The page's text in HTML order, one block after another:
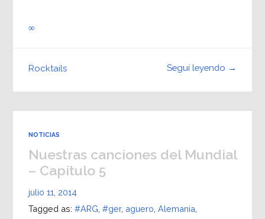
∞
Seguí leyendo →
Rocktails
NOTICIAS
Nuestras canciones del Mundial
– Capítulo 5
julio 11, 2014
Tagged as: #ARG #ger, aguero Alemania